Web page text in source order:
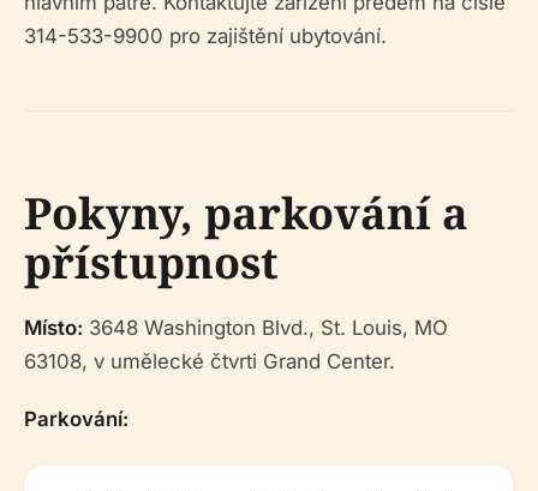
314-533-9900 pro zajištění ubytování.
Pokyny, parkování a
přístupnost
Místo: 3648 Washington Blvd., St. Louis, MO
63108, v umělecké čtvrti Grand Center.
Parkování: